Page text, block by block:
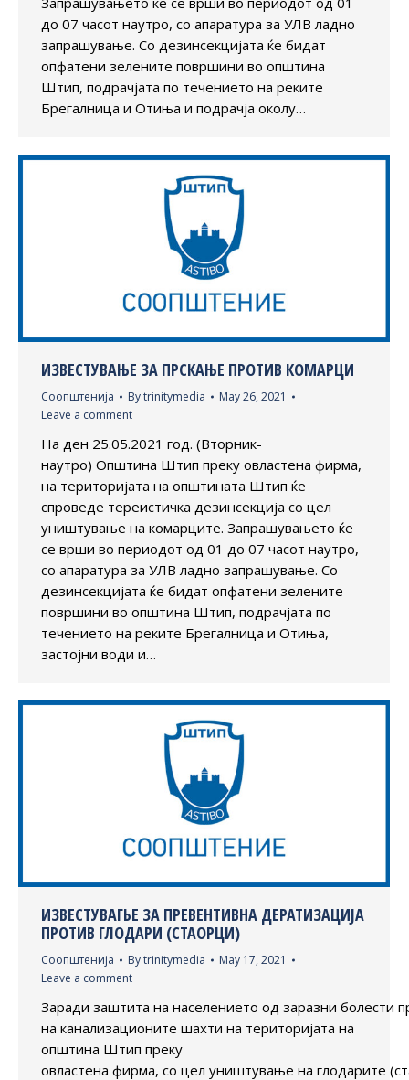
до 07 часот наутро, со апаратура за УЛВ ладно
запрашување. Со дезинсекцијата ќе бидат
опфатени зелените површини во општина
Штип, подрачјата по течението на реките
Брегалница и Отиња и подрачја околу…
ИЗВЕСТУВАЊЕ ЗА ПРСКАЊЕ ПРОТИВ КОМАРЦИ
Соопштенија Bytrinitymedia
May 26, 2021
Leave a comment
На ден 25.05.2021 год. (Вторник-
наутро) Општина Штип преку овластена фирма,
на територијата на општината Штип ќе
спроведе тереистичка дезинсекција со цел
уништување на комарците. Запрашувањето ќе
се врши во периодот од 01 до 07 часот наутро,
со апаратура за УЛВ ладно запрашување. Со
дезинсекцијата ќе бидат опфатени зелените
површини во општина Штип, подрачјата по
течението на реките Брегалница и Отиња,
застојни води и…
ИЗВЕСТУВАГЬЕ ЗА ПРЕВЕНТИВНА ДЕРАТИЗАЦИЈА
ПРОТИВ ГЛОДАРИ (СТАОРЦИ)
Соопштенија Bytrinitymedia
May 17, 2021
Leave a comment
Заради заштита на населението од заразни болести
на канализационите шахти на територијата на
општина Штип преку
овластена фирма, со цел уништување на глодарите